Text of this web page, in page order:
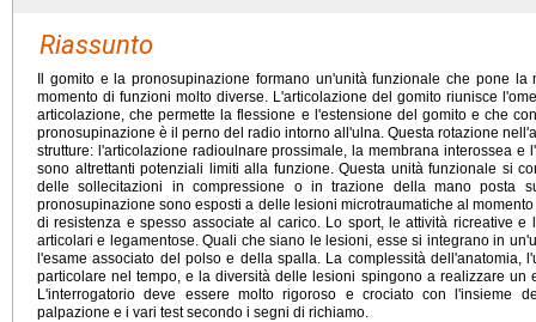
Riassunto
Il gomito e la pronosupinazione formano un'unità funzionale che pone
momento di funzioni molto diverse. L'articolazione del gomito riunisce
articolazione, che permette la flessione e l'estensione del gomito e che
pronosupinazione è il perno del radio intorno all'ulna. Questa rotazione
strutture: l'articolazione radioulnare prossimale, la membrana interossea e
sono altrettanti potenziali limiti alla funzione. Questa unità funzionale si
delle sollecitazioni in compressione o in trazione della mano posta
pronosupinazione sono esposti a delle lesioni microtraumatiche al
di resistenza e spesso associate al carico. Lo sport, le attività ricreative e
articolari e legamentose. Quali che siano le lesioni, esse si integrano in
l'esame associato del polso e della spalla. La complessità dell'anatomia,
particolare nel tempo, e la diversità delle lesioni spingono a realizzare un
L'interrogatorio deve essere molto rigoroso e crociato con l'insieme
palpazione e i vari test secondo i segni di richiamo.